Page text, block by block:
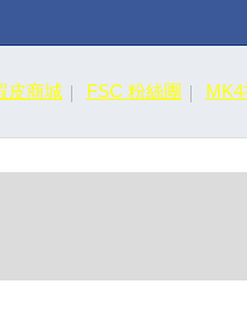
皮商城 FSC 粉絲團